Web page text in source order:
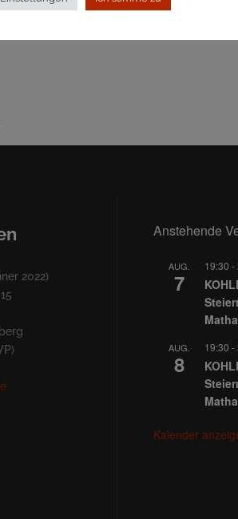
2022)
Anstehende
AUG.
7
19:30 -
AUG.
8
19:30 -
Kalender